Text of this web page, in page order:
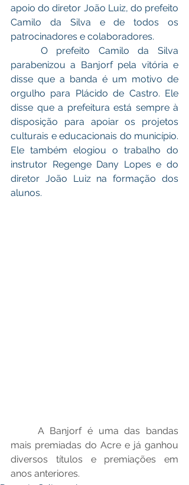
apoio do diretor João Luiz, do prefeito
Camilo da Silva e de todos os
patrocinadores e colaboradores.
parabenizou a Banjorf pela vitória e
disse que a banda é um motivo de
orgulho para Plácido de Castro. Ele
disse que a prefeitura está sempre à
disposição para apoiar os projetos
culturais e educacionais do município.
Ele também elogiou o trabalho do
instrutor Regenge Dany Lopes e do
diretor João Luiz na formação dos
alunos.
A Banjorf é uma das bandas
mais premiadas do Acre e já ganhou
diversos títulos e premiações em
anos anteriores.